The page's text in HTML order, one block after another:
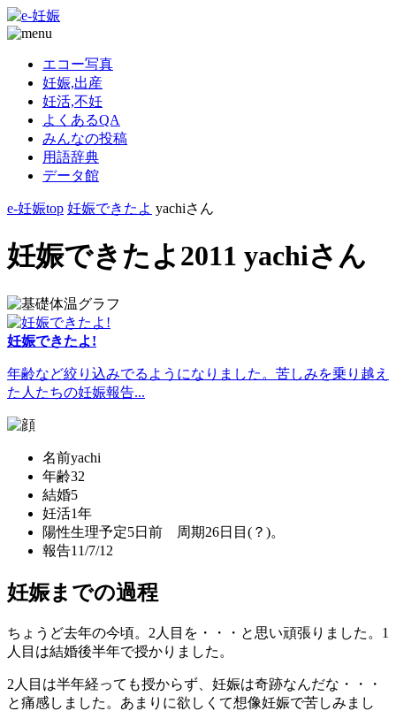
エコー写真
妊娠,出産
妊活,不妊
よくあるQA
みんなの投稿
用語辞典
データ館
e-妊娠top 妊娠できたよ yachiさん
妊娠できたよ2011 yachiさん
妊娠できたよ!
年齢など絞り込みでるようになりました。苦しみを乗り越え
た人たちの妊娠報告...
名前yachi
年齢32
結婚5
妊活1年
陽性生理予定5日前 周期26日目(？)。
報告11/7/12
妊娠までの過程
ちょうど去年の今頃。2人目を・・・と思い頑張りました。1
人目は結婚後半年で授かりました。
2人目は半年経っても授からず、妊娠は奇跡なんだな・・・
と痛感しました。あまりに欲しくて想像妊娠で苦しみまし